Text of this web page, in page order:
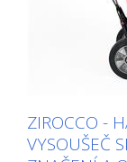
ZIROCCO -
VYSOUŠEČ